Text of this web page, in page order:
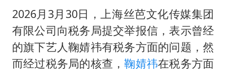
宇树科技 打新
台风白海豚进入48小时警戒线
贵州轮胎子公司获美国退税8136万
2026月3月30日，上海丝芭文化传媒集团
有限公司向税务局提交举报信，表示曾经
的旗下艺人鞠婧祎有税务方面的问题，然
而经过税务局的核查，鞠婧祎在税务方面